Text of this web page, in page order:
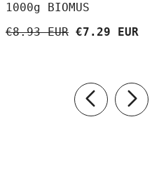
1000g BIOMUS
€8.93 EUR €7.29 EUR